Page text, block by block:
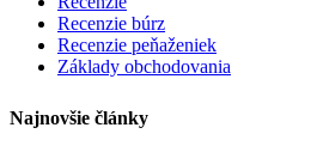
Recenzie búrz
Recenzie peňaženiek
Základy obchodovania
Najnovšie články